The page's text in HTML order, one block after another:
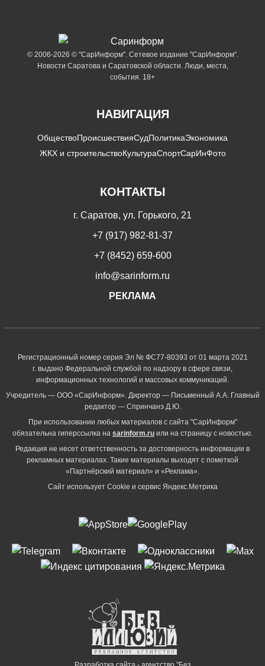
© 2006-2026 © "СарИнформ". Сетевое издание "СарИнформ".
Новости Саратова и Саратовской области. Люди, места,
события. 18+
НАВИГАЦИЯ
ОбществоПроисшествияСудПолитикаЭкономика
ЖКХ и строительствоКультураСпортСарИнФото
КОНТАКТЫ
г. Саратов, ул. Горького, 21
+7 (917) 982-81-37
+7 (8452) 659-600
info@sarinform.ru
РЕКЛАМА
Регистрационный номер серия Эл № ФС77-80393 от 01 марта 2021
г. выдано Федеральной службой по надзору в сфере связи,
информационных технологий и массовых коммуникаций.
Учредитель — ООО «СарИнформ». Директор — Письменный А.А. Главный
редактор — Спринчанэ Д.Ю.
При использовании любых материалов с сайта "СарИнформ"
обязательна гиперссылка на sarinform.ru или на страницу с новостью.
Редакция не несет ответственность за достоверность информации в
рекламных материалах. Такие материалы выходят с пометкой
«Партнёрский материал» и «Реклама».
Сайт использует Cookie и сервиc Яндекс.Метрика